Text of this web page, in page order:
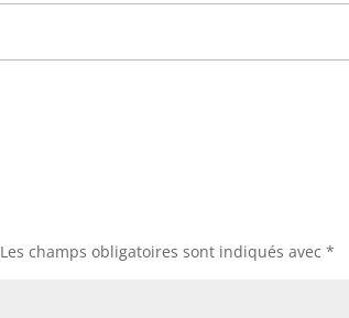
Les champs obligatoires sont indiqués avec*